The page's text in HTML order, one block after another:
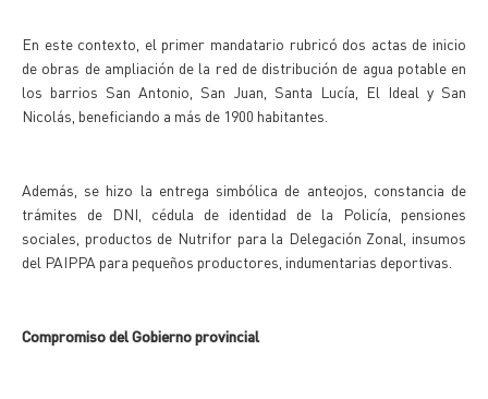
En este contexto, el primer mandatario rubricó dos actas de inicio
de obras de ampliación de la red de distribución de agua potable en
los barrios San Antonio, San Juan, Santa Lucía, El Ideal y San
Nicolás, beneficiando a más de 1900 habitantes.
Además, se hizo la entrega simbólica de anteojos, constancia de
trámites de DNI, cédula de identidad de la Policía, pensiones
sociales, productos de Nutrifor para la Delegación Zonal, insumos
del PAIPPA para pequeños productores, indumentarias deportivas.
Compromiso del Gobierno provincial